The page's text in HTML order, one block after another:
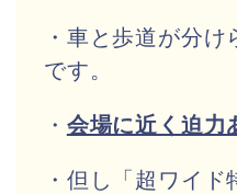
・車と歩道が分
です。
・ 会場に近く迫力
・但し「超ワイド